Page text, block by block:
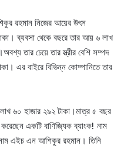
রহমান নিজের আয়ের উৎস
ব্যবসা থেকে বছরে তার আয় ৬ লাখ
তার চেয়ে তার স্ত্রীর বেশি সম্পদ
এর বাইরে বিভিন্ন কোম্পানিতে তার
৬০ হাজার ২৯২ টাকা।মাত্র ৫ বছর
একটি বাণিজ্যিক ব্যাংক! নাম
এইচ এন আশিকুর রহমান। তিনি